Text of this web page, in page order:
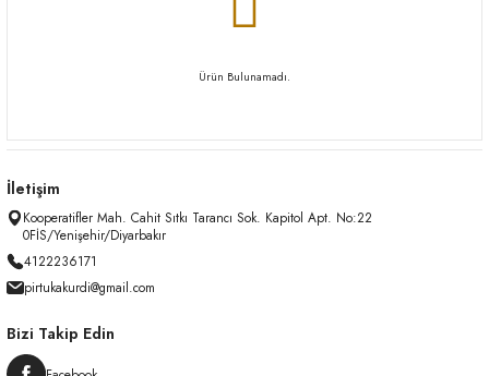
Ürün Bulunamadı.
İletişim
Kooperatifler Mah. Cahit Sıtkı Tarancı Sok. Kapitol Apt. No:22
0FİS/Yenişehir/Diyarbakır
4122236171
pirtukakurdi@gmail.com
Bizi Takip Edin